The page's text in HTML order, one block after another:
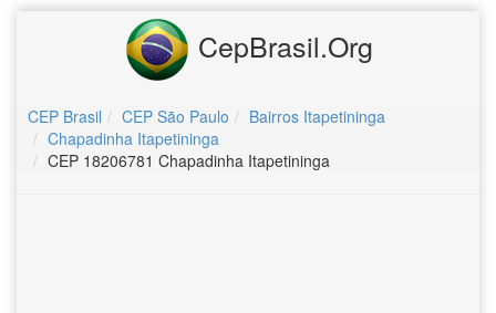
CepBrasil.Org
CEP Brasil CEP São Paulo
Bairros Itapetininga
Chapadinha Itapetininga
CEP 18206781 Chapadinha Itapetininga